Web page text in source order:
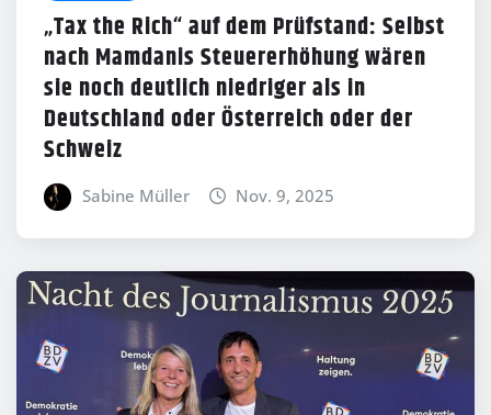
„Tax the Rich“ auf dem Prüfstand: Selbst
nach Mamdanis Steuererhöhung wären
sie noch deutlich niedriger als in
Deutschland oder Österreich oder der
Schweiz
Sabine Müller Nov. 9, 2025